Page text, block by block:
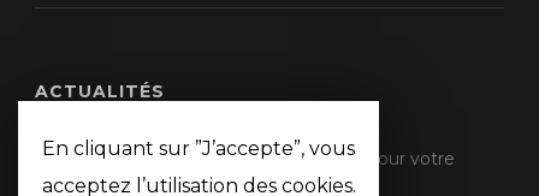
ACTUALITÉS
Impôts 2026 : qu’est-ce qui change pour votre
déclaration de revenus ? 11 mai 2026
En cliquant sur ”J’accepte”, vous
acceptez l’utilisation des cookies.